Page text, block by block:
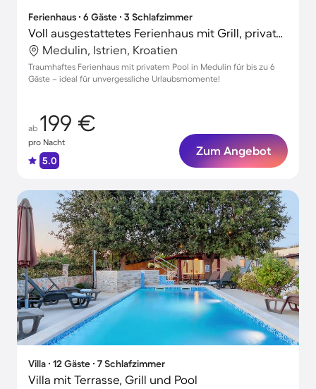
Ferienhaus ∙ 6 Gäste ∙ 3 Schlafzimmer
Voll ausgestattetes Ferienhaus mit Grill, privatem Pool und Terrasse | Naturblick
Medulin, Istrien, Kroatien
Traumhaftes Ferienhaus mit privatem Pool in Medulin für bis zu 6
Gäste – ideal für unvergessliche Urlaubsmomente!
ab 199 €
pro Nacht
5.0
Zum Angebot
Villa ∙ 12 Gäste ∙ 7 Schlafzimmer
Villa mit Terrasse, Grill und Pool